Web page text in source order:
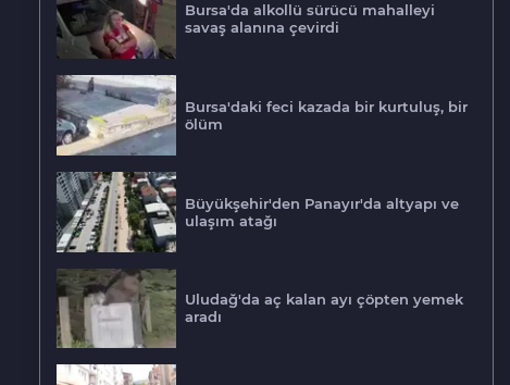
Bursa'da alkollü sürücü mahalleyi
savaş alanına çevirdi
Bursa'daki feci kazada bir kurtuluş, bir
ölüm
Büyükşehir'den Panayır'da altyapı ve
ulaşım atağı
Uludağ'da aç kalan ayı çöpten yemek
aradı